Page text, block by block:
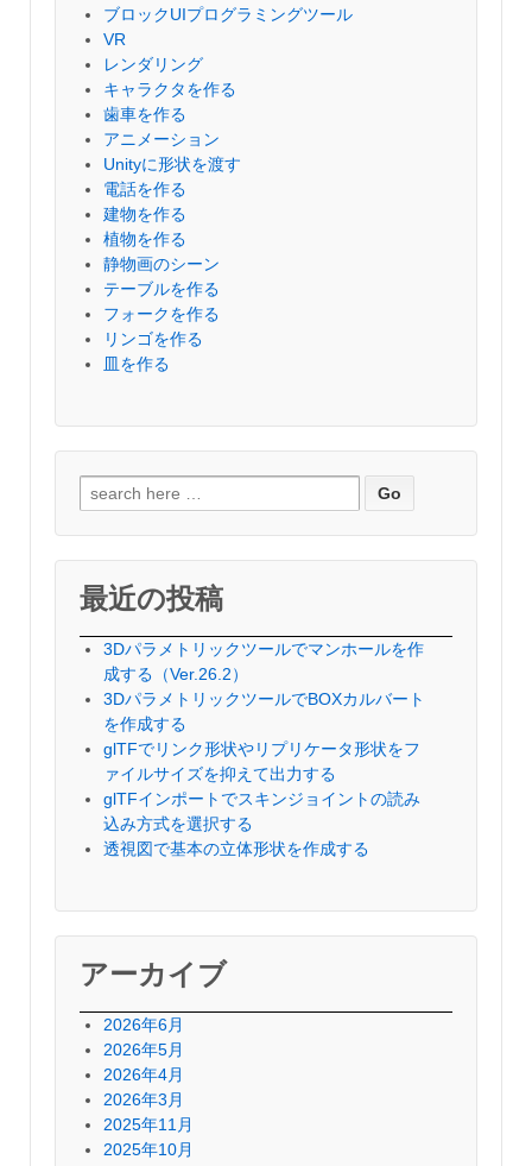
ブロックUIプログラミングツール
VR
レンダリング
キャラクタを作る
歯車を作る
アニメーション
Unityに形状を渡す
電話を作る
建物を作る
植物を作る
静物画のシーン
テーブルを作る
フォークを作る
リンゴを作る
皿を作る
索
対
象:
最近の投稿
3Dパラメトリックツールでマンホールを作
成する（Ver.26.2）
3DパラメトリックツールでBOXカルバート
を作成する
glTFでリンク形状やリプリケータ形状をフ
ァイルサイズを抑えて出力する
glTFインポートでスキンジョイントの読み
込み方式を選択する
透視図で基本の立体形状を作成する
アーカイブ
2026年6月
2026年5月
2026年4月
2026年3月
2025年11月
2025年10月